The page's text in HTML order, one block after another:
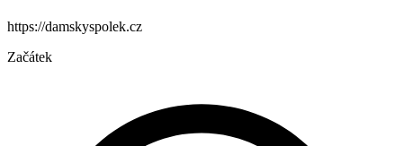
https://damskyspolek.cz
Začátek